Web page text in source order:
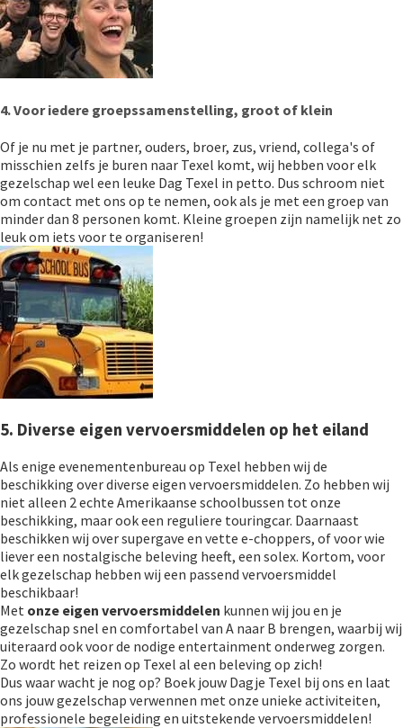
4. Voor iedere groepssamenstelling, groot of klein
Of je nu met je partner, ouders, broer, zus, vriend, collega's of
misschien zelfs je buren naar Texel komt, wij hebben voor elk
gezelschap wel een leuke Dag Texel in petto. Dus schroom niet
om contact met ons op te nemen, ook als je met een groep van
minder dan 8 personen komt. Kleine groepen zijn namelijk net zo
leuk om iets voor te organiseren!
5. Diverse eigen vervoersmiddelen op het eiland
Als enige evenementenbureau op Texel hebben wij de
beschikking over diverse eigen vervoersmiddelen. Zo hebben wij
niet alleen 2 echte Amerikaanse schoolbussen tot onze
beschikking, maar ook een reguliere touringcar. Daarnaast
beschikken wij over supergave en vette e-choppers, of voor wie
liever een nostalgische beleving heeft, een solex. Kortom, voor
elk gezelschap hebben wij een passend vervoersmiddel
beschikbaar!
Met onze eigen vervoersmiddelen kunnen wij jou en je
gezelschap snel en comfortabel van A naar B brengen, waarbij wij
uiteraard ook voor de nodige entertainment onderweg zorgen.
Zo wordt het reizen op Texel al een beleving op zich!
Dus waar wacht je nog op? Boek jouw Dagje Texel bij ons en laat
ons jouw gezelschap verwennen met onze unieke activiteiten,
professionele begeleiding en uitstekende vervoersmiddelen!